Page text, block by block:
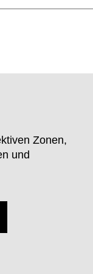
Zonen,
und